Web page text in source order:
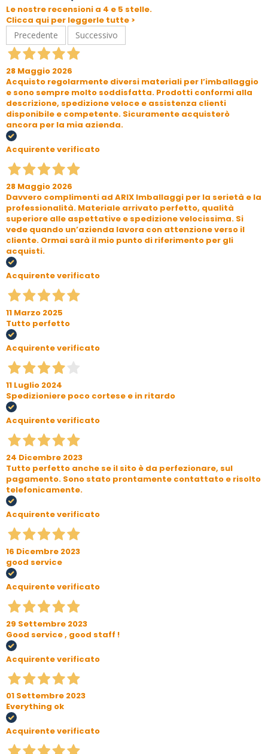
Le nostre recensioni a 4 e 5 stelle.
Clicca qui per leggerle tutte >
Precedente
Successivo
28 Maggio 2026
Acquisto regolarmente diversi materiali per l’imballaggio
e sono sempre molto soddisfatta. Prodotti conformi alla
descrizione, spedizione veloce e assistenza clienti
disponibile e competente. Sicuramente acquisterò
ancora per la mia azienda.
Acquirente verificato
28 Maggio 2026
Davvero complimenti ad ARIX Imballaggi per la serietà e la
professionalità. Materiale arrivato perfetto, qualità
superiore alle aspettative e spedizione velocissima. Si
vede quando un’azienda lavora con attenzione verso il
cliente. Ormai sarà il mio punto di riferimento per gli
acquisti.
Acquirente verificato
11 Marzo 2025
Tutto perfetto
Acquirente verificato
11 Luglio 2024
Spedizioniere poco cortese e in ritardo
Acquirente verificato
24 Dicembre 2023
Tutto perfetto anche se il sito è da perfezionare, sul
pagamento. Sono stato prontamente contattato e risolto
telefonicamente.
Acquirente verificato
16 Dicembre 2023
good service
Acquirente verificato
29 Settembre 2023
Good service , good staff !
Acquirente verificato
01 Settembre 2023
Everything ok
Acquirente verificato